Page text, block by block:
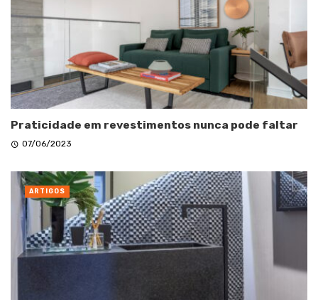
Praticidade em revestimentos nunca pode faltar
07/06/2023
ARTIGOS